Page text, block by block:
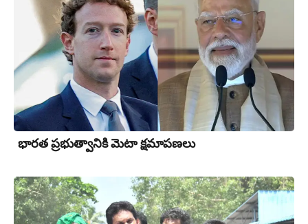
భార‌త ప్ర‌భుత్వానికి మెటా క్షమాపణలు